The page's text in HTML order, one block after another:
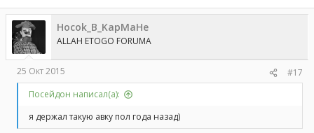
Hocok_B_KapMaHe
ALLAH ETOGO FORUMA
25 Окт 2015
#17
Посейдон написал(а):
я держал такую авку пол года назад)